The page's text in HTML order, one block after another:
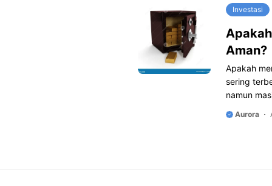
Investasi
Aman?
Apakah
sering
namun
Aurora